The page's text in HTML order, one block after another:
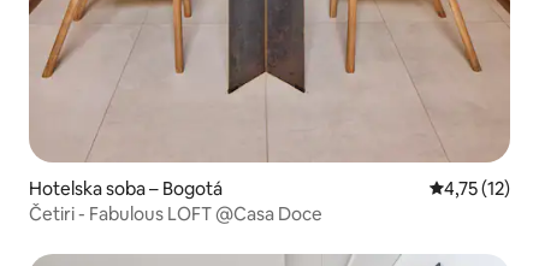
Hotelska soba – Bogotá Prosječna
4,75 (12)
Četiri - Fabulous LOFT @Casa Doce